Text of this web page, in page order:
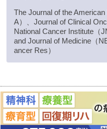
The Journal of the
A）、Journal of Clinical
National Cancer Institute（
and Journal of Medicine（
ancer Res）